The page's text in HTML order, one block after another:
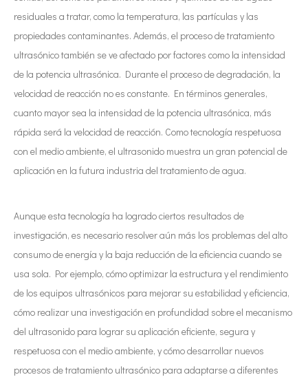
residuales a tratar, como la temperatura, las partículas y las
propiedades contaminantes. Además, el proceso de tratamiento
ultrasónico también se ve afectado por factores como la intensidad
de la potencia ultrasónica. Durante el proceso de degradación, la
velocidad de reacción no es constante. En términos generales,
cuanto mayor sea la intensidad de la potencia ultrasónica, más
rápida será la velocidad de reacción. Como tecnología respetuosa
con el medio ambiente, el ultrasonido muestra un gran potencial de
aplicación en la futura industria del tratamiento de agua.
Aunque esta tecnología ha logrado ciertos resultados de
investigación, es necesario resolver aún más los problemas del alto
consumo de energía y la baja reducción de la eficiencia cuando se
usa sola. Por ejemplo, cómo optimizar la estructura y el rendimiento
de los equipos ultrasónicos para mejorar su estabilidad y eficiencia,
cómo realizar una investigación en profundidad sobre el mecanismo
del ultrasonido para lograr su aplicación eficiente, segura y
respetuosa con el medio ambiente, y cómo desarrollar nuevos
procesos de tratamiento ultrasónico para adaptarse a diferentes